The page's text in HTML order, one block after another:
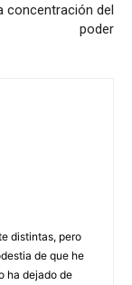
concentración del
poder
distintas, pero
de que he
ha dejado de